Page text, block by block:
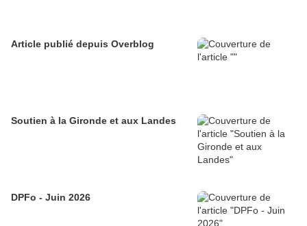
Article publié depuis Overblog
Soutien à la Gironde et aux Landes
DPFo - Juin 2026